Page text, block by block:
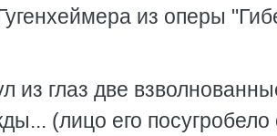
из оперы
из глаз две
(лицо его посугробело